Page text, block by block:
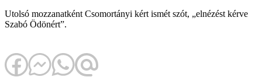
Utolsó mozzanatként Csomortányi kért ismét szót, „elnézést kérve
Szabó Ödönért”.